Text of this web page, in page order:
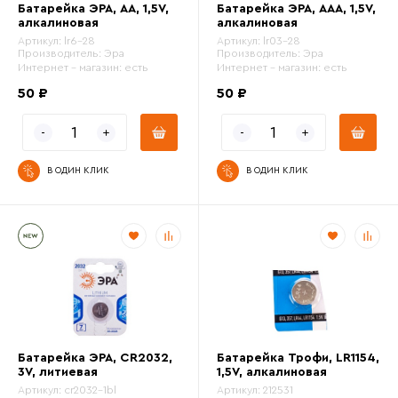
Цвет
Батарейка ЭРА, АА, 1,5V,
алкалиновая
Артикул:
lr6-28
Производитель: Эра
Интернет - магазин: есть
50 ₽
В ОДИН КЛИК
Батарейка ЭРА, ААА, 1,5V,
алкалиновая
Артикул:
lr03-28
Производитель: Эра
Интернет - магазин: есть
50 ₽
В ОДИН КЛИК
Батарейка ЭРА, CR2032,
3V, литиевая
Артикул: cr2032-1bl
Батарейка Трофи, LR1154,
1,5V, алкалиновая
Артикул: 212531